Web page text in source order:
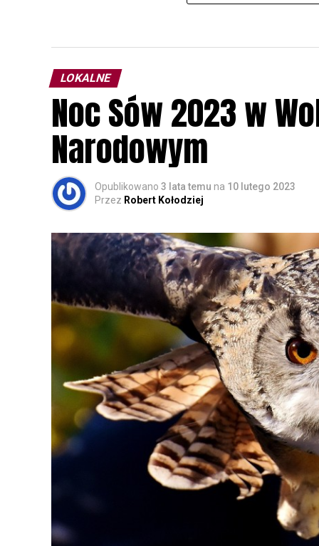
LOKALNE
Noc Sów 2023 w
Narodowym
Opublikowano 3 lata temu na 10 lutego 2023
Przez Robert Kołodziej